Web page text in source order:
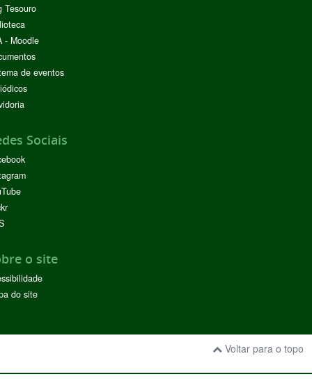
Tesouro
- Moodle
de eventos
Sociais
o site
do site
Voltar para o topo